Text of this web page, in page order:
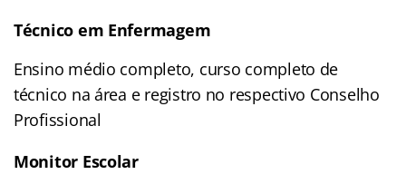
Técnico em Enfermagem
Ensino médio completo, curso completo de
técnico na área e registro no respectivo Conselho
Profissional
Monitor Escolar